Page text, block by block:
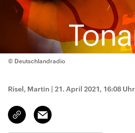
© Deutschlandradio
Risel, Martin | 21. April 2021, 16:08 Uhr
Link
kopieren/teilen
Email